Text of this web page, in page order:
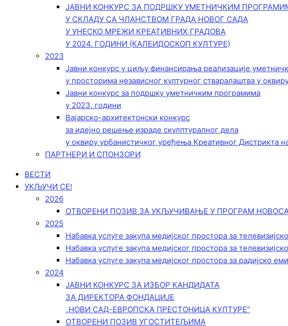
ЈАВНИ КОНКУРС ЗА ПОДРШКУ УМЕТНИЧКИМ
У СКЛАДУ СА ЧЛАНСТВОМ ГРАДА НОВОГ САДА
У УНЕСКО МРЕЖИ КРЕАТИВНИХ ГРАДОВА
У 2024. ГОДИНИ (КАЛЕИДОСКОП КУЛТУРЕ)
2023
Јавни конкурс у циљу финансирања реализације
у просторима независног културног стваралаштва у
Јавни конкурс за подршку уметничким програмима
у 2023. години
Вајарско-архитектонски конкурс
за идејно решење израде скулптуралног дела
у оквиру урбанистичког уређења Креативног Дистрикта
ПАРТНЕРИ И СПОНЗОРИ
ВЕСТИ
УКЉУЧИ СЕ!
2026
ОТВОРЕНИ ПОЗИВ ЗА УКЉУЧИВАЊЕ У ПРОГРАМ
2025
Набавка услуге закупа медијског простора за
Набавка услуге закупа медијског простора за
Набавка услуге закупа медијског простора за радијско
2024
ЈАВНИ КОНКУРС ЗА ИЗБОР КАНДИДАТА
ЗА ДИРЕКТОРА ФОНДАЦИЈЕ
„НОВИ САД-ЕВРОПСКА ПРЕСТОНИЦА КУЛТУРЕ“
ОТВОРЕНИ ПОЗИВ УГОСТИТЕЉИМА